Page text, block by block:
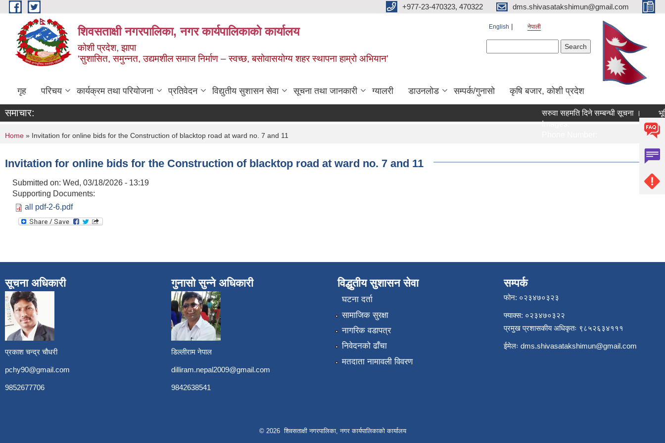
Skip to main content +977-23-470323, 470322 dms.shivasatakshimun@gmail.com
शिवसताक्षी नगरपालिका, नगर कार्यपालिकाकाे कार्यालय
कोशी प्रदेश, झापा
‘सुशासित, समुन्‍नत, उद्यमशील समाज निर्माण – स्वच्छ, बसोवासयोग्य शहर स्थापना हाम्रो अभियान’
English नेपाली
गृह परिचय कार्यक्रम तथा परियोजना प्रतिवेदन विद्युतीय सुशासन सेवा सूचना तथा जानकारी ग्यालरी डाउनलाेड सम्पर्क/गुनासाे कृषि बजार, कोशी प्रदेश
समाचार:
सरुवा सहमति दिने सम्बन्धी सूचना ।
Images:
You are here
Home » Invitation for online bids for the Construction of blacktop road at ward no. 7 and 11
Invitation for online bids for the Construction of blacktop road at ward no. 7 and 11
Submitted on: Wed, 03/18/2026 - 13:19
Supporting Documents:
all pdf-2-6.pdf
सूचना अधिकारी
प्रकाश चन्द्र चौधरी
pchy90@gmail.com
9852677706
गुनासो सुन्ने अधिकारी
डिल्लीराम नेपाल
dilliram.nepal2009@gmail.com
9842638541
विद्धुतीय सुशासन सेवा
घटना दर्ता
सामाजिक सुरक्षा
नागरिक वडापत्र
निवेदनको ढाँचा
मतदाता नामावली विवरण
सम्पर्क
फोन: ०२३४७०३२३
फ्याक्स: ०२३४७०३२२
प्रमुख प्रशासकीय अधिकृतः ९८५२६३४१११
ईमेलः dms.shivasatakshimun@gmail.com
© 2026 शिवसताक्षी नगरपालिका, नगर कार्यपालिकाकाे कार्यालय